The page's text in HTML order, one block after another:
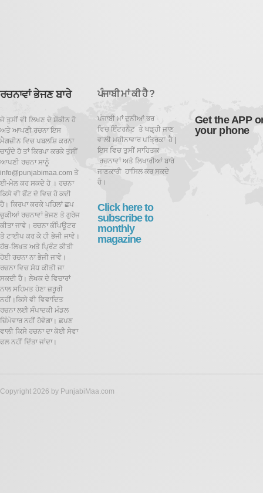
ਰਚਨਾਵਾਂ ਭੇਜਣ ਬਾਰੇ
ਜੇ ਤੁਸੀਂ ਵੀ ਲਿਖਣ ਦੇ ਸ਼ੌਕੀਨ ਹੋ
ਅਤੇ ਆਪਣੀ ਰਚਨਾ ਇਸ
ਮੈਗਜ਼ੀਨ ਵਿਚ ਪਬਲਸ਼ਿ ਕਰਨਾ
ਚਾਹੁੰਦੇ ਹੋ ਤਾਂ ਕਿਰਪਾ ਕਰਕੇ ਤੁਸੀਂ
ਆਪਣੀ ਰਚਨਾ ਸਾਨੂੰ
info@punjabimaa.com ਤੇ
ਈ-ਮੇਲ ਕਰ ਸਕਦੇ ਹੋ । ਰਚਨਾ
ਕਿਸੇ ਵੀ ਫੋਂਟ ਦੇ ਵਿਚ ਹੋ ਕਦੀ
ਹੈ। ਕਿਰਪਾ ਕਰਕੇ ਪਹਿਲਾਂ ਛਪ
ਚੁਕੀਆਂ ਰਚਨਾਵਾਂ ਭੇਜਣ ਤੋ ਗੁਰੇਜ
ਕੀਤਾ ਜਾਵੇ। ਰਚਨਾ ਕੰਪਿਊਟਰ
ਤੇ ਟਾਈਪ ਕਰ ਕੇ ਹੀ ਭੇਜੀ ਜਾਵੇ।
ਹੱਥ-ਲਿਖਤ ਅਤੇ ਪ੍ਰਿੰਟ ਕੀਤੀ
ਹੋਈ ਰਚਨਾ ਨਾ ਭੇਜੀ ਜਾਵੇ।
ਰਚਨਾ ਵਿਚ ਸੋਧ ਕੀਤੀ ਜਾ
ਸਕਦੀ ਹੈ। ਲੇਖਕ ਦੇ ਵਿਚਾਰਾਂ
ਨਾਲ ਸਹਿਮਤ ਹੋਣਾ ਜ਼ਰੂਰੀ
ਨਹੀਂ।ਕਿਸੇ ਵੀ ਵਿਵਾਦਿਤ
ਰਚਨਾ ਲਈ ਸੰਪਾਦਕੀ ਮੰਡਲ
ਜ਼ਿੰਮੇਵਾਰ ਨਹੀਂ ਹੋਵੇਗਾ। ਛਪਣ
ਵਾਲੀ ਕਿਸੇ ਰਚਨਾ ਦਾ ਕੋਈ ਸੇਵਾ
ਫਲ ਨਹੀਂ ਦਿੱਤਾ ਜਾਂਦਾ।
ਪੰਜਾਬੀ ਮਾਂ ਕੀ ਹੈ ?
ਪੰਜਾਬੀ ਮਾਂ ਦੁਨੀਆਂ ਭਰ
ਵਿਚ ਇੰਟਰਨੈਟ ਤੇ ਪਡ਼੍ਹੀ ਜਾਣ
ਵਾਲੀ ਮਹੀਨਾਵਾਰ ਪਤ੍ਰਿਕਾ ਹੈ |
ਇਸ ਵਿਚ ਤੁਸੀਂ ਸਾਹਿਤਕ
ਰਚਨਾਵਾਂ ਅਤੇ ਲਿਖਾਰੀਆਂ ਬਾਰੇ
ਜਾਣਕਾਰੀ ਹਾਸਿਲ ਕਰ ਸਕਦੇ
ਹੋ।
Click here to
subscribe to
monthly
magazine
Get the APP
your phone
Copyright 2026 by PunjabiMaa.com